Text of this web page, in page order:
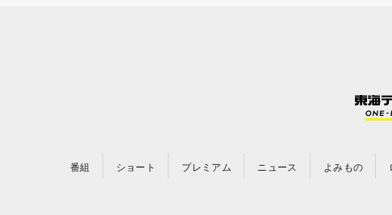
番組 ショート プレミアム ニュース よみもの